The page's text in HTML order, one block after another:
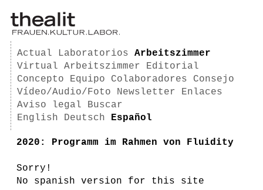
Actual Laboratorios
Arbeitszimmer
Virtual Arbeitszimmer
Editorial
Concepto
Equipo Colaboradores
Consejo
Vídeo/Audio/Foto
Newsletter
Enlaces
Aviso legal
Buscar
English
Deutsch Español
2020: Programm im Rahmen von Fluidity
Sorry!
No spanish version for this site